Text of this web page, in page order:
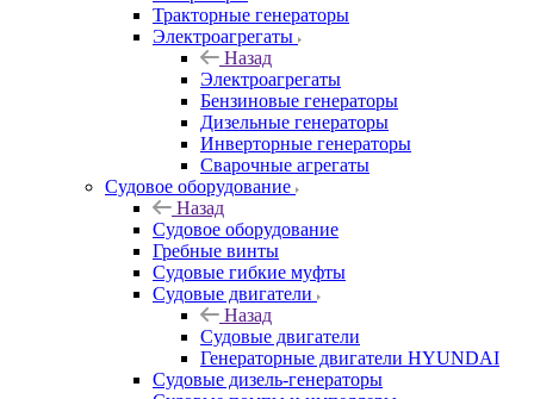
Тракторные генераторы
Электроагрегаты
Назад
Электроагрегаты
Бензиновые генераторы
Дизельные генераторы
Инверторные генераторы
Сварочные агрегаты
Судовое оборудование
Назад
Судовое оборудование
Гребные винты
Судовые гибкие муфты
Судовые двигатели
Назад
Судовые двигатели
Генераторные двигатели HYUNDAI
Судовые дизель-генераторы